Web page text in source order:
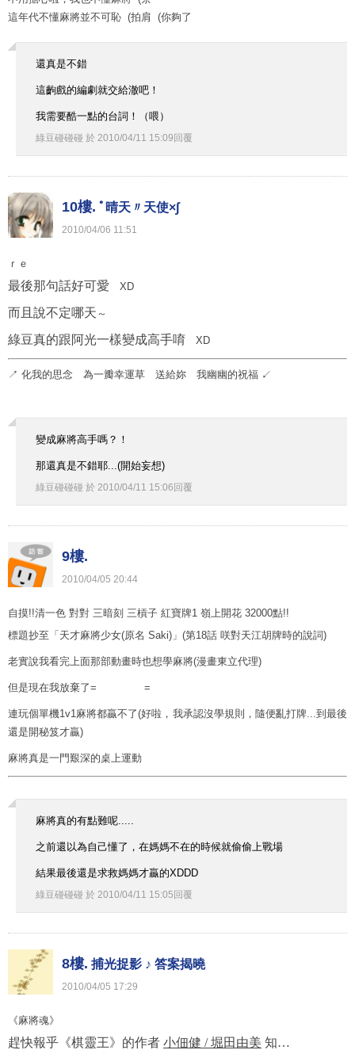
這年代不懂麻將並不可恥 (拍肩 (你夠了
還真是不錯
這齣戲的編劇就交給澈吧！
我需要酷一點的台詞！（喂）
綠豆碰碰碰 於 2010/04/11 15:09 回覆
10樓. ﾟ晴天〃天使×∫
2010/04/06 11:51
ｒｅ
最後那句話好可愛 XD
而且說不定哪天 ～
綠豆真的跟阿光一樣變成高手唷 XD
↗ 化我的思念 為一瓣幸運草 送給妳 我幽幽的祝福 ↙
變成麻將高手嗎？！
那還真是不錯耶...(開始妄想)
綠豆碰碰碰 於 2010/04/11 15:06 回覆
9樓.
2010/04/05 20:44
自摸!!清一色 對對 三暗刻 三槓子 紅寶牌1 嶺上開花 32000點!!
標題抄至「天才麻將少女(原名 Saki)」(第18話 咲對天江胡牌時的說詞)
老實說我看完上面那部動畫時也想學麻將(漫畫東立代理)
但是現在我放棄了= =
連玩個單機1v1麻將都贏不了(好啦，我承認沒學規則，隨便亂打牌...到最後
還是開秘笈才贏)
麻將真是一門艱深的桌上運動
麻將真的有點難呢.....
之前還以為自己懂了，在媽媽不在的時候就偷偷上戰場
結果最後還是求救媽媽才贏的XDDD
綠豆碰碰碰 於 2010/04/11 15:05 回覆
8樓. 捕光捉影 ♪ 答案揭曉
2010/04/05 17:29
《麻將魂》
趕快報乎《棋靈王》的作者 小佃健 /堀田由美 知…